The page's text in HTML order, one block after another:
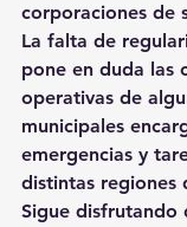
corporaciones de
La falta de
pone en duda las
operativas de
municipales
emergencias y
distintas regiones
Sigue disfrutando